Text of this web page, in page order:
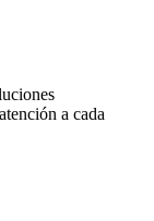
a cada